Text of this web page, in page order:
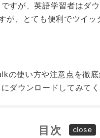
すが、英語学習者はダ
が、とても便利でツイ
使い方や注意点を徹底
ダウンロードしてみてく
目次